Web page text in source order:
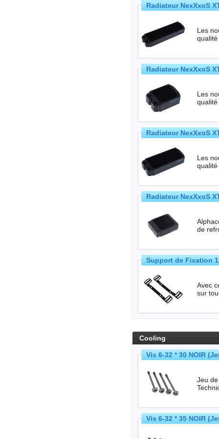
Radiateur NexXxoS
Les
Radiateur NexXxoS
Les
Radiateur NexXxoS
Les
Radiateur NexXxoS
de
Support de Fixation
Avec
Cooling
Vis 6-32 * 30 NOIR
Jeu de
Vis 6-32 * 35 NOIR